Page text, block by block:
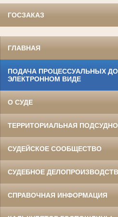
ГОСЗАКАЗ
ГЛАВНАЯ
ПОДАЧА ПРОЦЕССУАЛЬНЫХ
ЭЛЕКТРОННОМ ВИДЕ
О СУДЕ
ТЕРРИТОРИАЛЬНАЯ
СУДЕЙСКОЕ СООБЩЕСТВО
СУДЕБНОЕ
СПРАВОЧНАЯ ИНФОРМАЦИЯ